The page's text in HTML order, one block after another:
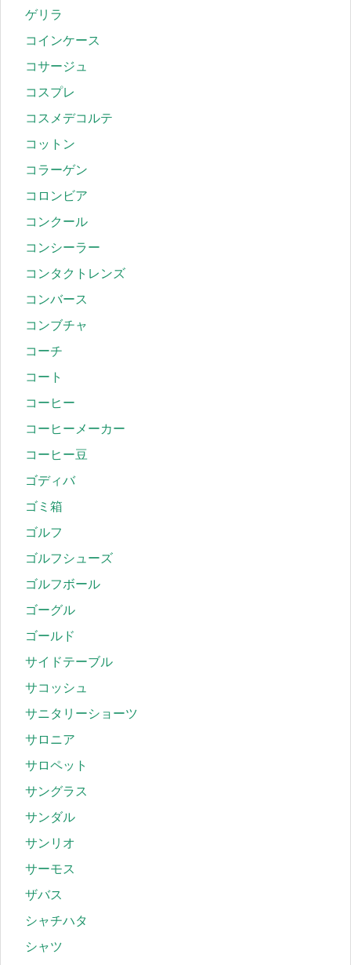
ゲリラ
コインケース
コサージュ
コスプレ
コスメデコルテ
コットン
コラーゲン
コロンビア
コンクール
コンシーラー
コンタクトレンズ
コンバース
コンブチャ
コーチ
コート
コーヒー
コーヒーメーカー
コーヒー豆
ゴディバ
ゴミ箱
ゴルフ
ゴルフシューズ
ゴルフボール
ゴーグル
ゴールド
サイドテーブル
サコッシュ
サニタリーショーツ
サロニア
サロペット
サングラス
サンダル
サンリオ
サーモス
ザバス
シャチハタ
シャツ